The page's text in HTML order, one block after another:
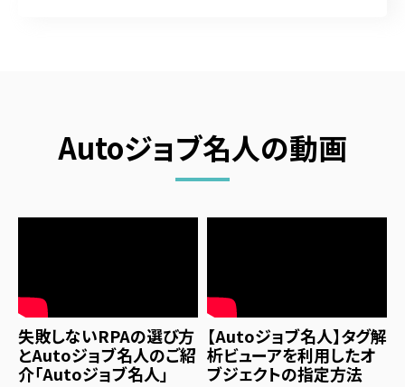
Autoジョブ名人の動画
失敗しないRPAの選び方
とAutoジョブ名人のご紹
介「Autoジョブ名人」
【Autoジョブ名人】タグ解
析ビューアを利用したオ
ブジェクトの指定方法